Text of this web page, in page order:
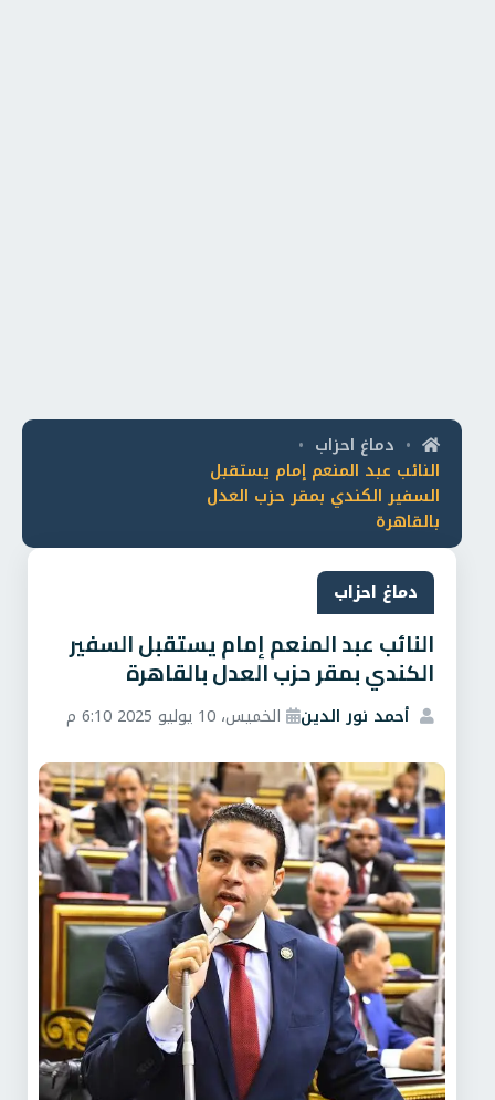
• دماغ احزاب •
النائب عبد المنعم إمام يستقبل
السفير الكندي بمقر حزب العدل
بالقاهرة
دماغ احزاب
النائب عبد المنعم إمام يستقبل السفير
الكندي بمقر حزب العدل بالقاهرة
أحمد نور الدين الخميس، 10 يوليو 2025 6:10 م